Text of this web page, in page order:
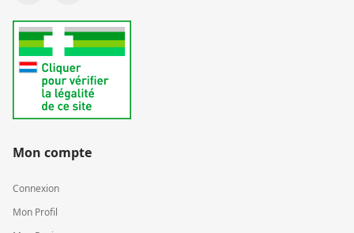
Mon compte
Connexion
Mon Profil